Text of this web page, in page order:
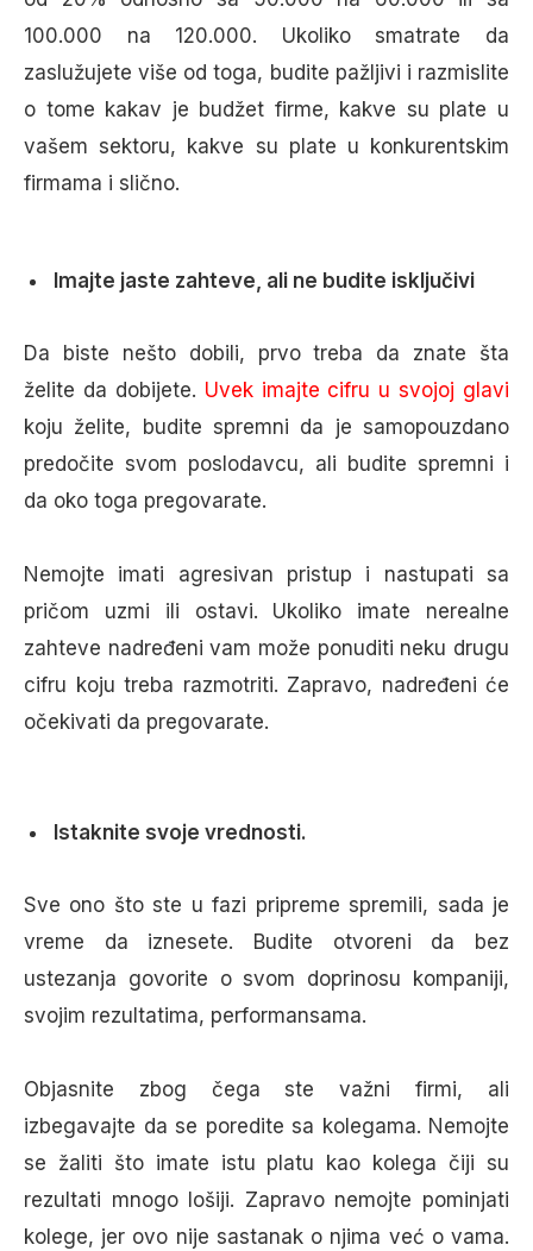
100.000 na 120.000. Ukoliko smatrate da
zaslužujete više od toga, budite pažljivi i razmislite
o tome kakav je budžet firme, kakve su plate u
vašem sektoru, kakve su plate u konkurentskim
firmama i slično.
Imajte jaste zahteve, ali ne budite isključivi
Da biste nešto dobili, prvo treba da znate šta
želite da dobijete. Uvek imajte cifru u svojoj glavi
koju želite, budite spremni da je samopouzdano
predočite svom poslodavcu, ali budite spremni i
da oko toga pregovarate.
Nemojte imati agresivan pristup i nastupati sa
pričom uzmi ili ostavi. Ukoliko imate nerealne
zahteve nadređeni vam može ponuditi neku drugu
cifru koju treba razmotriti. Zapravo, nadređeni će
očekivati da pregovarate.
Istaknite svoje vrednosti.
Sve ono što ste u fazi pripreme spremili, sada je
vreme da iznesete. Budite otvoreni da bez
ustezanja govorite o svom doprinosu kompaniji,
svojim rezultatima, performansama.
Objasnite zbog čega ste važni firmi, ali
izbegavajte da se poredite sa kolegama. Nemojte
se žaliti što imate istu platu kao kolega čiji su
rezultati mnogo lošiji. Zapravo nemojte pominjati
kolege, jer ovo nije sastanak o njima već o vama.